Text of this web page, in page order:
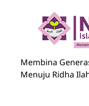
Nuraida Islamic Boarding School
Membina
Menuju Ridha